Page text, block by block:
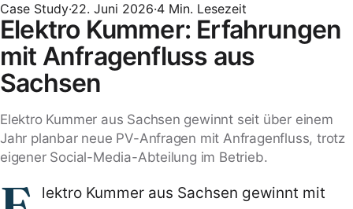
Case Study·22. Juni 2026·4 Min. Lesezeit
Elektro Kummer: Erfahrungen
mit Anfragenfluss aus
Sachsen
Elektro Kummer aus Sachsen gewinnt seit über einem
Jahr planbar neue PV-Anfragen mit Anfragenfluss, trotz
eigener Social-Media-Abteilung im Betrieb.
lektro Kummer aus Sachsen gewinnt mit